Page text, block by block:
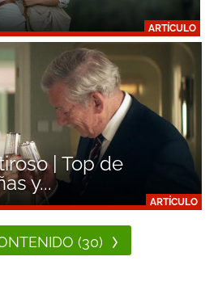
ARTÍCULO
ARTÍCULO
| Top de
y...
(30)